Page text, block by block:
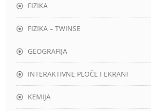
FIZIKA
FIZIKA – TWINSE
GEOGRAFIJA
INTERAKTIVNE PLOČE I EKRANI
KEMIJA